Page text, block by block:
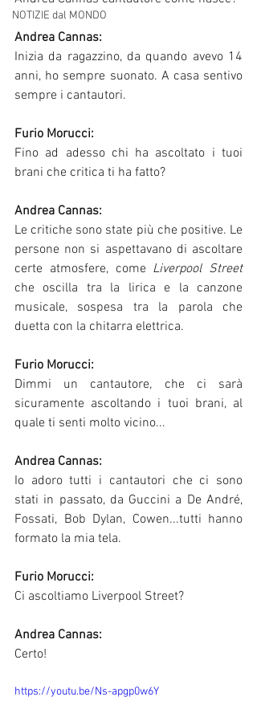
NOTIZIE dal MONDO
Andrea Cannas:
Inizia da ragazzino, da quando avevo 14
anni, ho sempre suonato. A casa sentivo
sempre i cantautori.
Furio Morucci:
Fino ad adesso chi ha ascoltato i tuoi
brani che critica ti ha fatto?
Andrea Cannas:
Le critiche sono state più che positive. Le
persone non si aspettavano di ascoltare
certe atmosfere, come
Liverpool Street
che oscilla tra la lirica e la canzone
musicale, sospesa tra la parola che
duetta con la chitarra elettrica.
Furio Morucci:
Dimmi un cantautore, che ci sarà
sicuramente ascoltando i tuoi brani, al
quale ti senti molto vicino...
Andrea Cannas:
Io adoro tutti i cantautori che ci sono
stati in passato, da Guccini a De André,
Fossati, Bob Dylan, Cowen...tutti hanno
formato la mia tela.
Furio Morucci:
Ci ascoltiamo Liverpool Street?
Andrea Cannas:
Certo!
https://youtu.be/Ns-apgp0w6Y